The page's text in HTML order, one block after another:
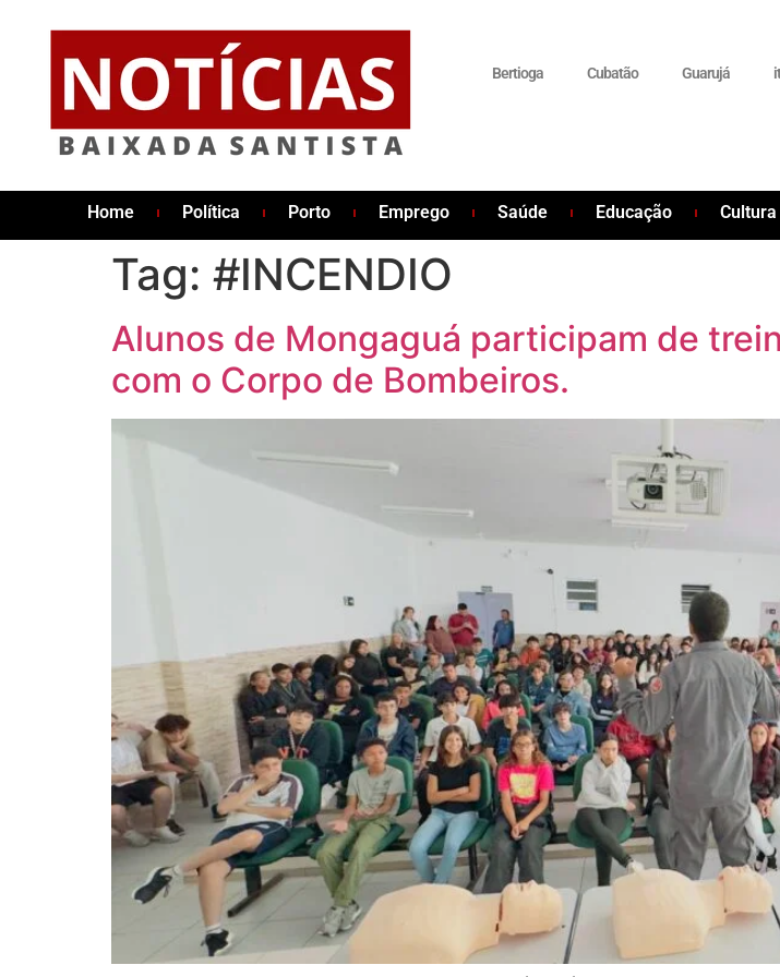
Bertioga Cubatão Guarujá
Home Política Porto Emprego Saúde Educação Cultura
Tag: #INCENDIO
Alunos de Mongaguá participam de
com o Corpo de Bombeiros.